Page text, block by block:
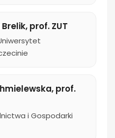
prof. ZUT
prof.
i Gospodarki